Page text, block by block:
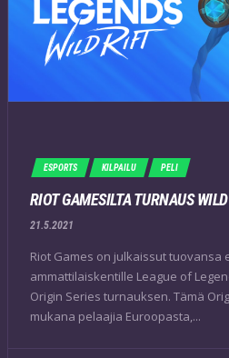
ESPORTS KILPAILU PELI
RIOT GAMESILTA TURNAUS
21.5.2021
Riot Games on julkaissut tuovansa
ammattilaiskentille League of
Origin Series turnauksen. Tämä
mukana pelaajia Euroopasta,...